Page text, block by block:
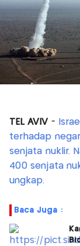
TEL AVIV -
terhadap
senjata nuklir.
400 senjata
ungkap.
Baca Juga :